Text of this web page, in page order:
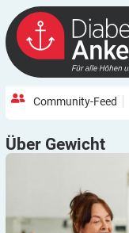
Community-Feed
Über Gewicht
Maßband statt